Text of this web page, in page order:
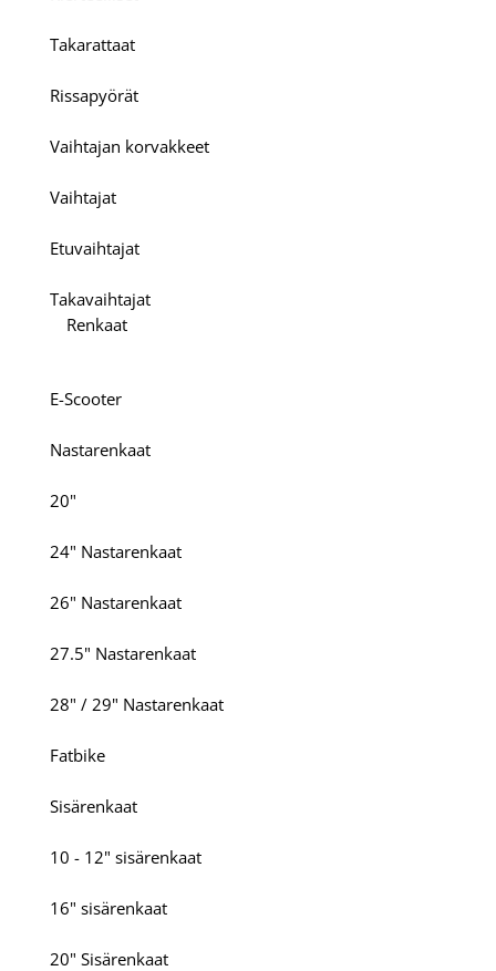
Takarattaat
Rissapyörät
Vaihtajan korvakkeet
Vaihtajat
Etuvaihtajat
Takavaihtajat
Renkaat
E-Scooter
Nastarenkaat
20"
24" Nastarenkaat
26" Nastarenkaat
27.5" Nastarenkaat
28" / 29" Nastarenkaat
Fatbike
Sisärenkaat
10 - 12" sisärenkaat
16" sisärenkaat
20" Sisärenkaat